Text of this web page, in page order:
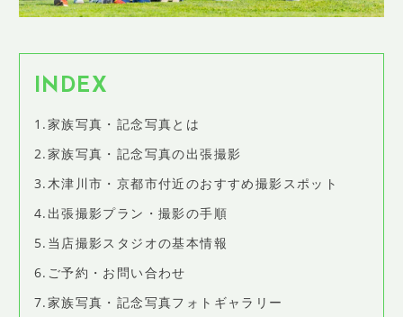
アクセス
提携カメラマン・求人情報
INDEX
1.家族写真・記念写真とは
2.家族写真・記念写真の出張撮影
3.木津川市・京都市付近のおすすめ撮影スポット
4.出張撮影プラン・撮影の手順
5.当店撮影スタジオの基本情報
6.ご予約・お問い合わせ
7.家族写真・記念写真フォトギャラリー